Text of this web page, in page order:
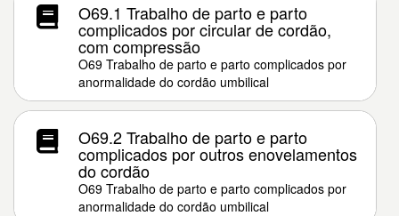
O69.1 Trabalho de parto e parto
complicados por circular de cordão,
com compressão
O69 Trabalho de parto e parto complicados por
anormalidade do cordão umbilical
O69.2 Trabalho de parto e parto
complicados por outros enovelamentos
do cordão
O69 Trabalho de parto e parto complicados por
anormalidade do cordão umbilical